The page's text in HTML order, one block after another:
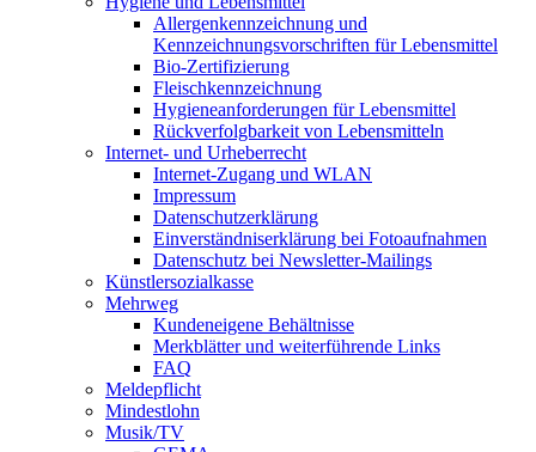
Allergenkennzeichnung und
Kennzeichnungsvorschriften für Lebensmittel
Bio-Zertifizierung
Fleischkennzeichnung
Hygieneanforderungen für Lebensmittel
Rückverfolgbarkeit von Lebensmitteln
Internet- und Urheberrecht
Internet-Zugang und WLAN
Impressum
Datenschutzerklärung
Einverständniserklärung bei Fotoaufnahmen
Datenschutz bei Newsletter-Mailings
Künstlersozialkasse
Mehrweg
Kundeneigene Behältnisse
Merkblätter und weiterführende Links
FAQ
Meldepflicht
Mindestlohn
Musik/TV